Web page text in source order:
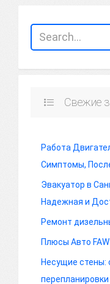
Свежие
Работа
Симптомы,
Эвакуатор в
Надежная и
Ремонт
Плюсы Авто FAW
Несущие стены: